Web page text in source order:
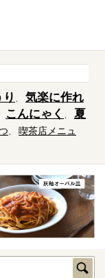
り
気楽に作れ
こんにゃく
夏
喫茶店メニュ